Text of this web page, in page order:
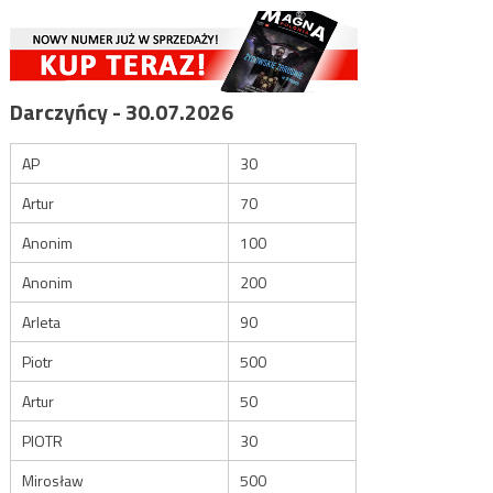
Darczyńcy - 30.07.2026
AP
30
Artur
70
Anonim
100
Anonim
200
Arleta
90
Piotr
500
Artur
50
PIOTR
30
Mirosław
500